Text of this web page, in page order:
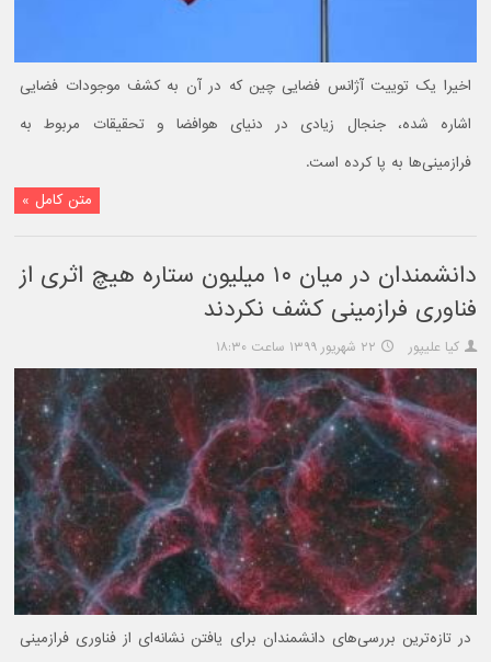
اخیرا یک توییت آژانس فضایی چین که در آن به کشف موجودات فضایی
اشاره شده، جنجال زیادی در دنیای هوافضا و تحقیقات مربوط به
فرازمینی‌ها به پا کرده است.
متن کامل »
دانشمندان در میان ۱۰ میلیون ستاره هیچ اثری از
فناوری فرازمینی کشف نکردند
کیا علیپور ۲۲ شهریور ۱۳۹۹ ساعت ۱۸:۳۰
در تازه‌ترین بررسی‌های دانشمندان برای یافتن نشانه‌ای از فناوری فرازمینی